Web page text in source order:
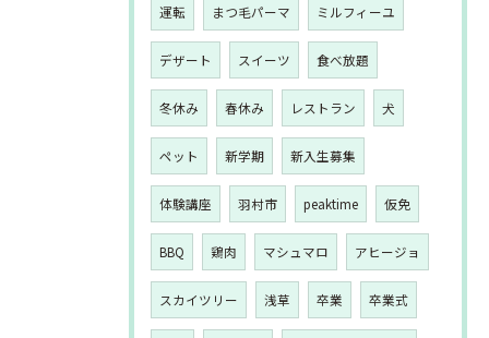
運転 まつ毛パーマ ミルフィーユ
デザート スイーツ 食べ放題
冬休み 春休み レストラン 犬
ペット 新学期 新入生募集
体験講座 羽村市 peaktime 仮免
BBQ 鶏肉 マシュマロ アヒージョ
スカイツリー 浅草 卒業 卒業式